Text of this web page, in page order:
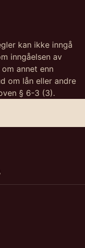
kan ikke inngå
inngåelsen av
annet enn
om lån eller andre
§ 6-3 (3).